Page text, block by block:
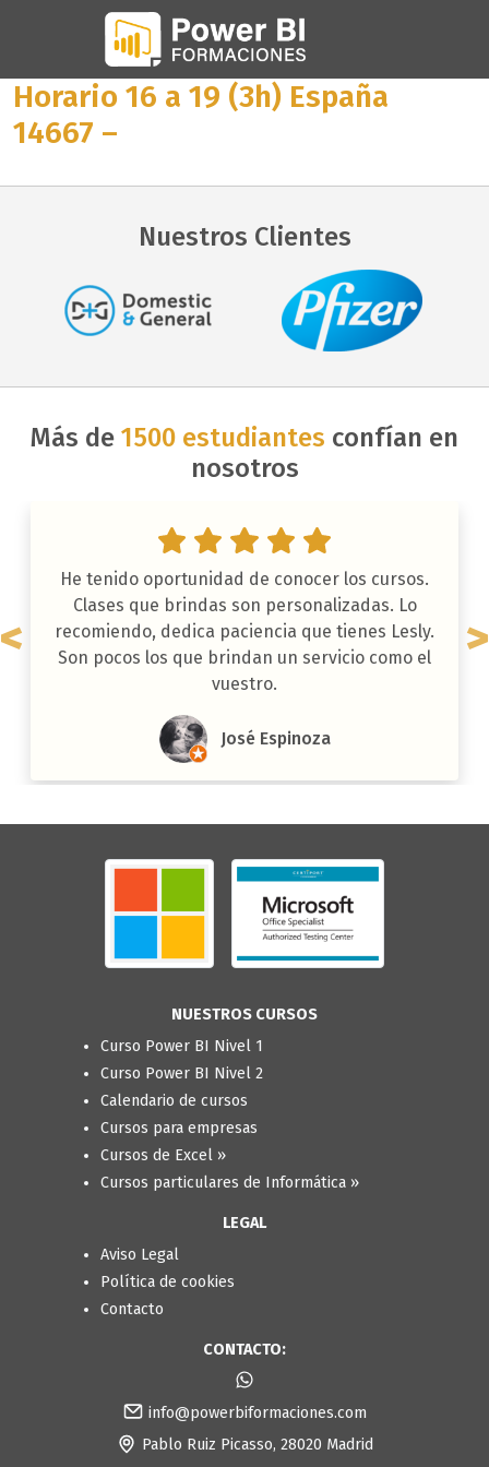
Horario 16 a 19 (3h) España
14667 –
Nuestros Clientes
Más de 1500 estudiantes confían en
nosotros
He tenido oportunidad de conocer los cursos.
Clases que brindas son personalizadas. Lo
recomiendo, dedica paciencia que tienes Lesly.
Son pocos los que brindan un servicio como el
vuestro.
José Espinoza
NUESTROS CURSOS
Curso Power BI Nivel 1
Curso Power BI Nivel 2
Calendario de cursos
Cursos para empresas
Cursos de Excel »
Cursos particulares de Informática »
LEGAL
Aviso Legal
Política de cookies
Contacto
CONTACTO:
info@powerbiformaciones.com
Pablo Ruiz Picasso, 28020 Madrid